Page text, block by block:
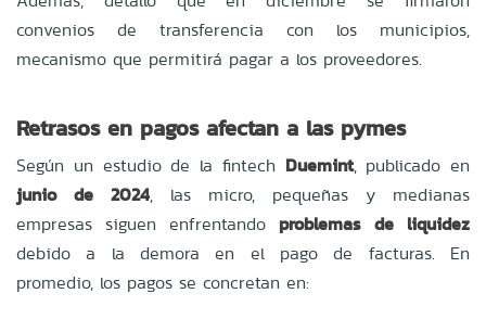
convenios de transferencia con los municipios,
mecanismo que permitirá pagar a los proveedores.
Retrasos en pagos afectan a las pymes
Según un estudio de la fintech Duemint, publicado en
junio de 2024, las micro, pequeñas y medianas
empresas siguen enfrentando problemas de liquidez
debido a la demora en el pago de facturas. En
promedio, los pagos se concretan en: